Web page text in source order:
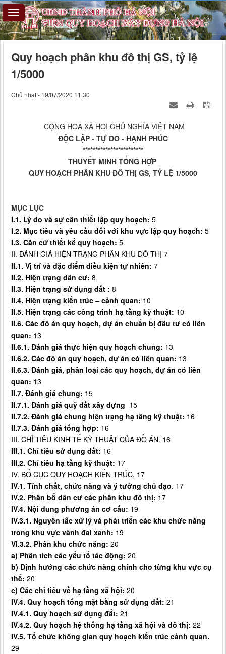
Quy hoạch phân khu đô thị GS, tỷ lệ
1/5000
Chủ nhật - 19/07/2020 11:30
CỘNG HÒA XÃ HỘI CHỦ NGHĨA VIỆT NAM
ĐỘC LẬP - TỰ DO - HẠNH PHÚC
************************
THUYẾT MINH TỔNG HỢP
QUY HOẠCH PHÂN KHU ĐÔ THỊ GS, TỶ LỆ 1/5000
MỤC LỤC
I.1. Lý do và sự cần thiết lập quy hoạch: 5
I.2. Mục tiêu và yêu cầu đối với khu vực lập quy hoạch: 5
I.3. Căn cứ thiết kế quy hoạch: 5
II. ĐÁNH GIÁ HIỆN TRẠNG PHÂN KHU ĐÔ THỊ 7
II.1. Vị trí và đặc điểm điều kiện tự nhiên: 7
II.2. Hiện trạng dân cư: 8
II.3. Hiện trạng sử dụng đất : 8
II.4. Hiện trạng kiến trúc – cảnh quan: 10
II.5. Hiện trạng các công trình hạ tầng kỹ thuật: 10
II.6. Các đồ án quy hoạch, dự án chuẩn bị đầu tư có liên
quan: 13
II.6.1. Đánh giá thực hiện quy hoạch chung: 13
II.6.2. Các đồ án quy hoạch, dự án có liên quan: 13
II.6.3. Đánh giá, phân loại các quy hoạch, dự án có liên
quan: 13
II.7. Đánh giá chung: 15
II.7.1. Đánh giá quỹ đất xây dựng 15
II.7.2. Đánh giá chung hiện trạng hạ tầng kỹ thuật: 16
II.7.3. Đánh giá tổng hợp: 16
III. CHỈ TIÊU KINH TẾ KỸ THUẬT CỦA ĐỒ ÁN. 16
III.1. Chỉ tiêu sử dụng đất: 16
III.2. Chỉ tiêu hạ tầng kỹ thuật: 17
IV. BỐ CỤC QUY HOẠCH KIẾN TRÚC. 17
IV.1. Tính chất, chức năng và ý tưởng chủ đạo. 17
IV.2. Phân bố dân cư các phân khu đô thị: 17
IV.4. Nội dung phương án cơ cấu: 19
IV.3.1. Nguyên tắc xử lý và phát triển các khu chức năng
trong khu vực vành đai xanh: 19
VI.3.2. Phân khu chức năng: 20
a) Phân tích các yếu tố tác động: 20
b) Định hướng các chức năng chính cho từng khu vực cụ
thể: 20
c) Các chỉ tiêu về hạ tầng xã hội: 20
IV.4. Quy hoạch tổng mặt bằng sử dụng đất: 21
IV.4.1. Quy hoạch sử dụng đất: 21
IV.4.2. Quy hoạch hệ thống hạ tầng xã hội và đô thị: 22
IV.5. Tổ chức không gian quy hoạch kiến trúc cảnh quan.
29